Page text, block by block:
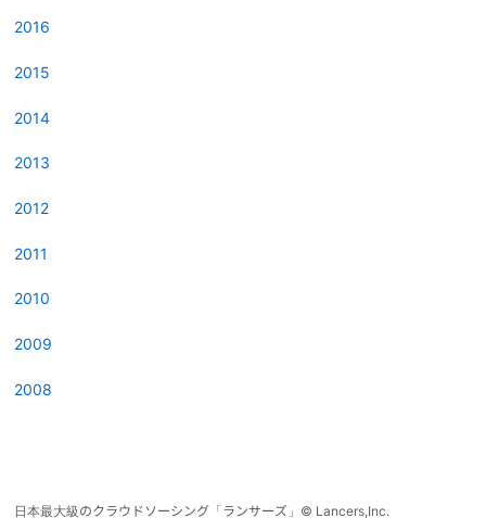
2016
2015
2014
2013
2012
2011
2010
2009
2008
日本最大級のクラウドソーシング「ランサーズ」 © Lancers,Inc.